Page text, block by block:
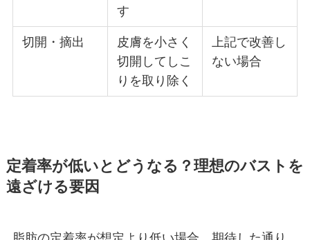
す
切開・摘出
皮膚を小さく
切開してしこ
りを取り除く
上記で改善し
ない場合
定着率が低いとどうなる？理想のバストを
遠ざける要因